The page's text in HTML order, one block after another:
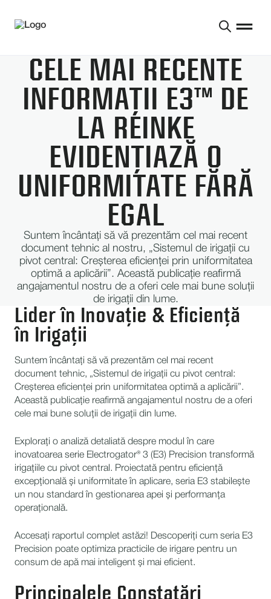
CELE MAI RECENTE
INFORMAȚII E3™ DE
LA REINKE
EVIDENȚIAZĂ O
UNIFORMITATE FĂRĂ
EGAL
Suntem încântați să vă prezentăm cel mai recent
document tehnic al nostru, „Sistemul de irigații cu
pivot central: Creșterea eficienței prin uniformitatea
optimă a aplicării”. Această publicație reafirmă
angajamentul nostru de a oferi cele mai bune soluții
de irigații din lume.
Lider în Inovație & Eficiență
în Irigații
Suntem încântați să vă prezentăm cel mai recent
document tehnic, „Sistemul de irigații cu pivot central:
Creșterea eficienței prin uniformitatea optimă a aplicării”.
Această publicație reafirmă angajamentul nostru de a oferi
cele mai bune soluții de irigații din lume.
Explorați o analiză detaliată despre modul în care
inovatoarea serie Electrogator® 3 (E3) Precision transformă
irigațiile cu pivot central. Proiectată pentru eficiență
excepțională și uniformitate în aplicare, seria E3 stabilește
un nou standard în gestionarea apei și performanța
operațională.
Accesați raportul complet astăzi! Descoperiți cum seria E3
Precision poate optimiza practicile de irigare pentru un
consum de apă mai inteligent și mai eficient.